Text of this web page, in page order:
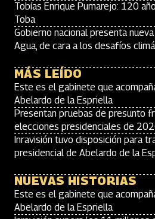
Tobías Enrique Pumarejo: 120
Toba
Gobierno nacional presenta
Agua, de cara a los desafíos
MÁS LEÍDO
Este es el gabinete que
Abelardo de la Espriella
Presentan pruebas de presunto
elecciones presidenciales de
Inravisión tuvo disposición para
presidencial de Abelardo de la
NUEVAS HISTORIAS
Este es el gabinete que
Abelardo de la Espriella